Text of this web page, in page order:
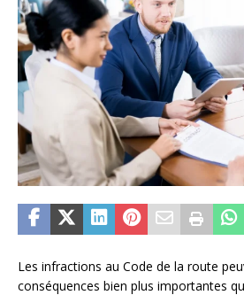
Les infractions au Code de la route
conséquences bien plus importantes